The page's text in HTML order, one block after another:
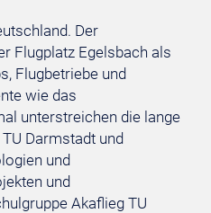
Der
Flugplatz Egelsbach als
Flugbetriebe und
wie das
unterstreichen die lange
Darmstadt und
und
und
Akaflieg TU